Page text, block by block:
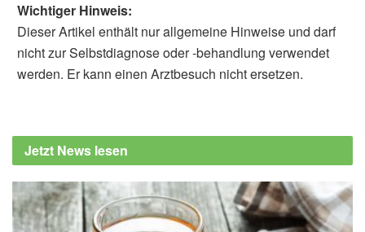
Marine Algae and Neuroprotection:
Unlocking the Therapeutic Potential Against
Phytotherapy Research (veröffentlicht
01.06.2026),onlinelibrary.wiley.com
Wichtiger Hinweis:
Dieser Artikel enthält nur allgemeine Hinweise und darf
nicht zur Selbstdiagnose oder -behandlung verwendet
werden. Er kann einen Arztbesuch nicht ersetzen.
Jetzt News lesen